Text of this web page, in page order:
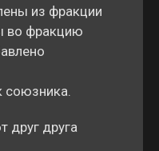
из фракции
во фракцию
союзника.
друг друга